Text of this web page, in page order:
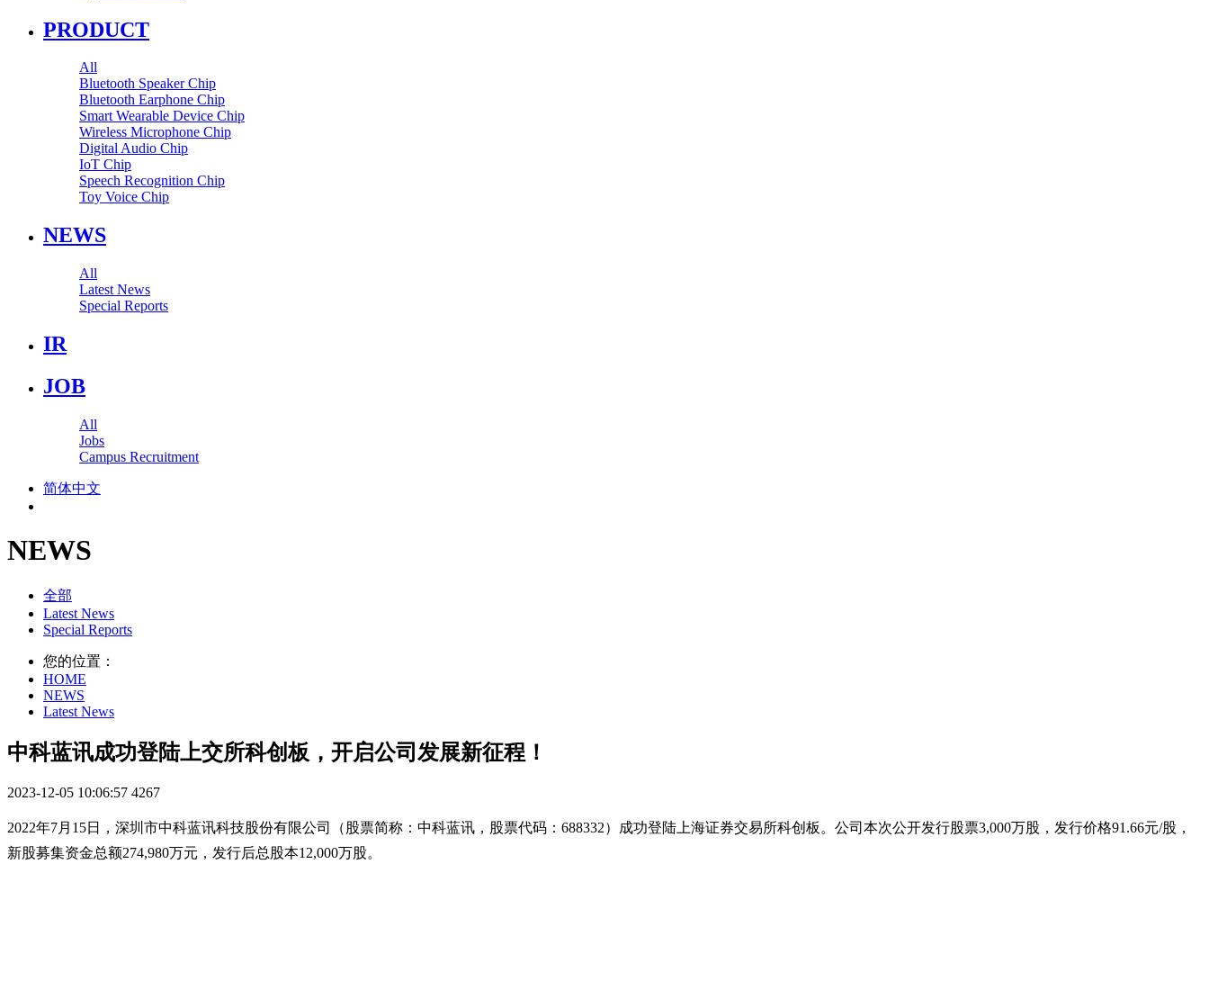
PRODUCT
All
Bluetooth Speaker Chip
Bluetooth Earphone Chip
Smart Wearable Device Chip
Wireless Microphone Chip
Digital Audio Chip
IoT Chip
Speech Recognition Chip
Toy Voice Chip
NEWS
All
Latest News
Special Reports
IR
JOB
All
Jobs
Campus Recruitment
简体中文
NEWS
全部
Latest News
Special Reports
您的位置：
HOME
NEWS
Latest News
中科蓝讯成功登陆上交所科创板，开启公司发展新征程！
2023-12-05 10:06:57 4267
2022年7月15日，深圳市中科蓝讯科技股份有限公司（股票简称：中科蓝讯，股票代码：688332）成功登陆上海证券交易所科创板。公司本次公开发行股票3,000万股，发行价格91.66元/股，
新股募集资金总额274,980万元，发行后总股本12,000万股。